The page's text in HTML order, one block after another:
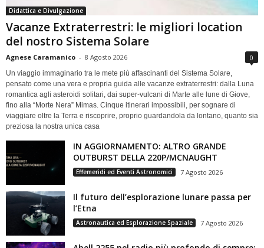
Didattica e Divulgazione
Vacanze Extraterrestri: le migliori location
del nostro Sistema Solare
Agnese Caramanico - 8 Agosto 2026 0
Un viaggio immaginario tra le mete più affascinanti del Sistema Solare,
pensato come una vera e propria guida alle vacanze extraterrestri: dalla Luna
romantica agli asteroidi solitari, dai super-vulcani di Marte alle lune di Giove,
fino alla “Morte Nera” Mimas. Cinque itinerari impossibili, per sognare di
viaggiare oltre la Terra e riscoprire, proprio guardandola da lontano, quanto sia
preziosa la nostra unica casa
IN AGGIORNAMENTO: ALTRO GRANDE
OUTBURST DELLA 220P/MCNAUGHT
Effemeridi ed Eventi Astronomici 7 Agosto 2026
Il futuro dell’esplorazione lunare passa per
l’Etna
Astronautica ed Esplorazione Spaziale 7 Agosto 2026